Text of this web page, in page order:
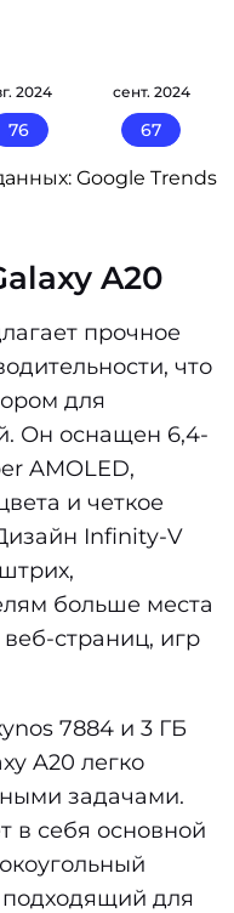
2024
76
сент. 2024
67
Google Trends
A20
прочное
что
для
Он оснащен 6,4-
AMOLED,
и четкое
Infinity-V
больше места
страниц, игр
7884 и 3 ГБ
A20 легко
задачами.
в себя основной
для